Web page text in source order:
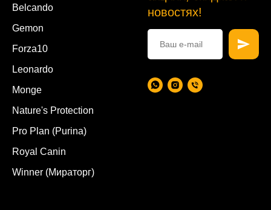
Belcando
Gemon
Forza10
Leonardo
Monge
Nature's Protection
Pro Plan (Purina)
Royal Canin
Winner (Мираторг)
новостях!